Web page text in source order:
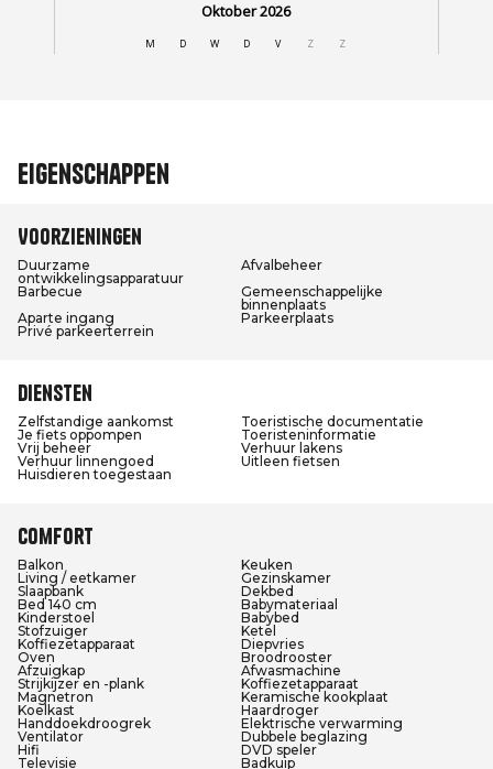
Eigenschappen
Voorzieningen
Duurzame
ontwikkelingsapparatuur
Afvalbeheer
Barbecue
Gemeenschappelijke
binnenplaats
Aparte ingang
Parkeerplaats
Privé parkeerterrein
Diensten
Zelfstandige aankomst
Toeristische documentatie
Je fiets oppompen
Toeristeninformatie
Vrij beheer
Verhuur lakens
Verhuur linnengoed
Uitleen fietsen
Huisdieren toegestaan
Comfort
Balkon
Keuken
Living / eetkamer
Gezinskamer
Slaapbank
Dekbed
Bed 140 cm
Babymateriaal
Kinderstoel
Babybed
Stofzuiger
Ketel
Koffiezetapparaat
Diepvries
Oven
Broodrooster
Afzuigkap
Afwasmachine
Strijkijzer en -plank
Koffiezetapparaat
Magnetron
Keramische kookplaat
Koelkast
Haardroger
Handdoekdroogrek
Elektrische verwarming
Ventilator
Dubbele beglazing
Hifi
DVD speler
Televisie
Badkuip